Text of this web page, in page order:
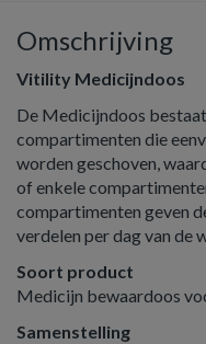
Omschrijving
Vitility Medicijndoos
De Medicijndoos
compartimenten die
worden geschoven,
of enkele
compartimenten geven
verdelen per dag van de
Soort product
Medicijn bewaardoos
Samenstelling